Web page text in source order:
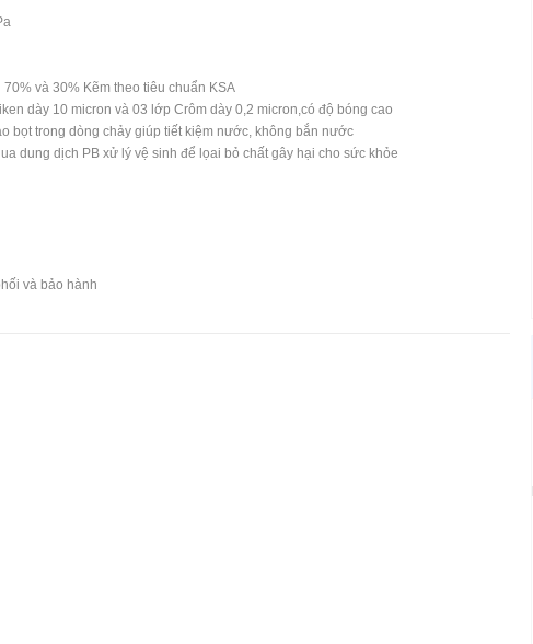
và 30% Kẽm theo tiêu chuẩn KSA
dày 10 micron và 03 lớp Crôm dày 0,2 micron,có độ bóng cao
bọt trong dòng chảy giúp tiết kiệm nước, không bắn nước
dung dịch PB xử lý vệ sinh để lọai bỏ chất gây hại cho sức khỏe
và bảo hành